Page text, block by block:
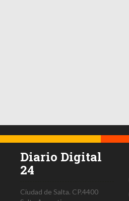
Diario Digital
24
Ciudad de Salta. CP.4400